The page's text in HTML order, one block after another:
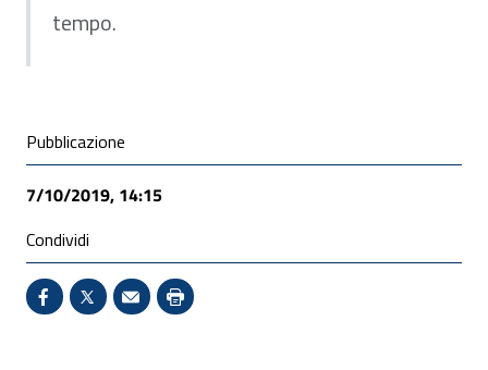
tempo.
Condivisione social
Pubblicazione
7/10/2019, 14:15
Condividi
Condividi su Facebook - Sito esterno - Apertura in
X - Sito esterno - Apertura in nuova finestra
Invio Mail: apre il programma di posta
Stampa pagina: scelta meno